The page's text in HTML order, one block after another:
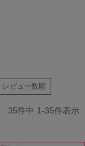
レビュー数順
35件中 1-35件表示